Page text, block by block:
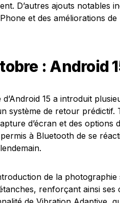
D’autres ajouts notables
et des améliorations
: Android
d’Android 15 a introduit
système de retour
d’écran et des
à Bluetooth de se
de la
renforçant ainsi ses